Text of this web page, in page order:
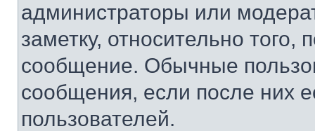
администраторы или
заметку, относительно
сообщение. Обычные
сообщения, если после них
пользователей.